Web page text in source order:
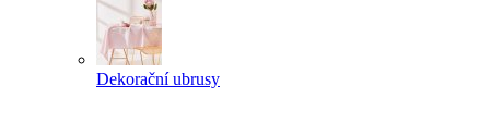
Dekorační ubrusy